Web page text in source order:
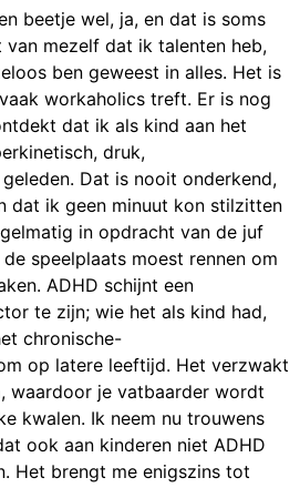
beetje wel, ja, en dat is soms
mezelf dat ik talenten heb,
ben geweest in alles. Het is
workaholics treft. Er is nog
dat ik als kind aan het
druk,
Dat is nooit onderkend,
dat ik geen minuut kon stilzitten
in opdracht van de juf
speelplaats moest rennen om
ADHD schijnt een
te zijn; wie het als kind had,
chronische-
op latere leeftijd. Het verzwakt
waardoor je vatbaarder wordt
kwalen. Ik neem nu trouwens
ook aan kinderen niet ADHD
Het brengt me enigszins tot